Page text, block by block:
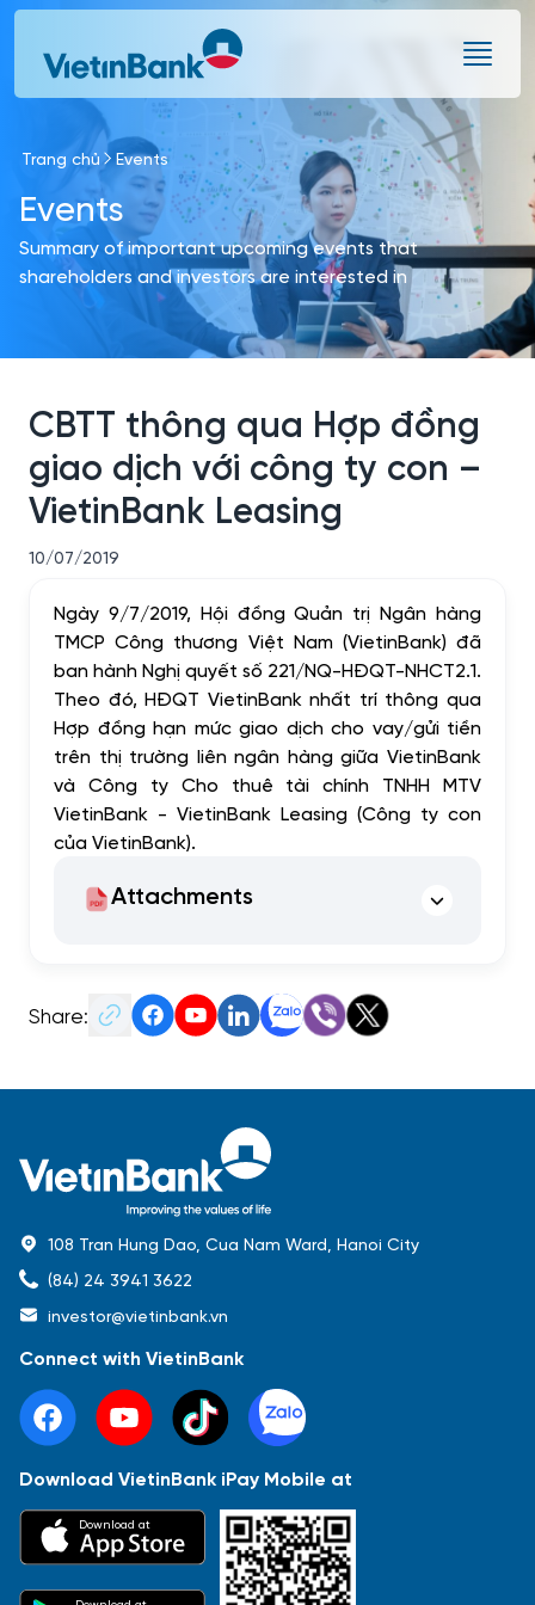
Skip to Main Content
Báo cáo tài chính Thông tin giao dịch
Sự kiện
Trang chủ Events
Events
Summary of important upcoming events that
shareholders and investors are interested in
CBTT thông qua Hợp đồng
giao dịch với công ty con –
VietinBank Leasing
10/07/2019
Ngày 9/7/2019, Hội đồng Quản trị Ngân hàng
TMCP Công thương Việt Nam (VietinBank) đã
ban hành Nghị quyết số 221/NQ-HĐQT-NHCT2.1.
Theo đó, HĐQT VietinBank nhất trí thông qua
Hợp đồng hạn mức giao dịch cho vay/gửi tiền
trên thị trường liên ngân hàng giữa VietinBank
và Công ty Cho thuê tài chính TNHH MTV
VietinBank - VietinBank Leasing (Công ty con
của VietinBank).
Attachments
Share:
108 Tran Hung Dao, Cua Nam Ward, Hanoi City
(84) 24 3941 3622
investor@vietinbank.vn
Connect with VietinBank
Download VietinBank iPay Mobile at
Download at